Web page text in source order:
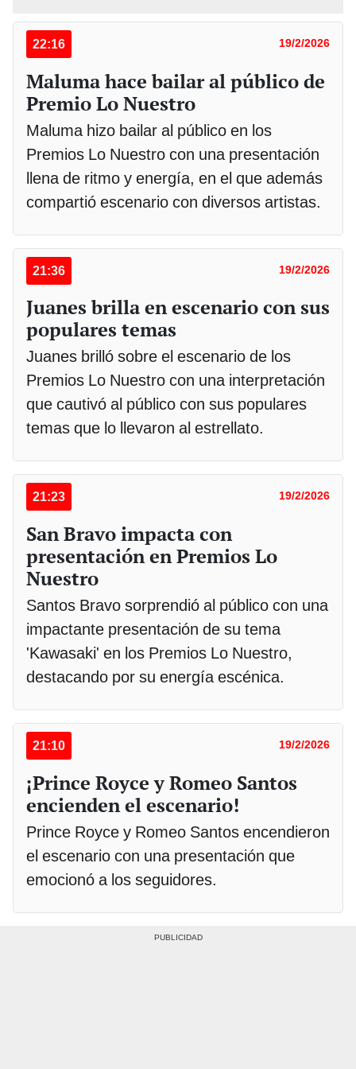
22:16 19/2/2026
Maluma hace bailar al público de
Premio Lo Nuestro
Maluma hizo bailar al público en los
Premios Lo Nuestro con una presentación
llena de ritmo y energía, en el que además
compartió escenario con diversos artistas.
21:36 19/2/2026
Juanes brilla en escenario con sus
populares temas
Juanes brilló sobre el escenario de los
Premios Lo Nuestro con una interpretación
que cautivó al público con sus populares
temas que lo llevaron al estrellato.
21:23 19/2/2026
San Bravo impacta con
presentación en Premios Lo
Nuestro
Santos Bravo sorprendió al público con una
impactante presentación de su tema
'Kawasaki' en los Premios Lo Nuestro,
destacando por su energía escénica.
21:10 19/2/2026
¡Prince Royce y Romeo Santos
encienden el escenario!
Prince Royce y Romeo Santos encendieron
el escenario con una presentación que
emocionó a los seguidores.